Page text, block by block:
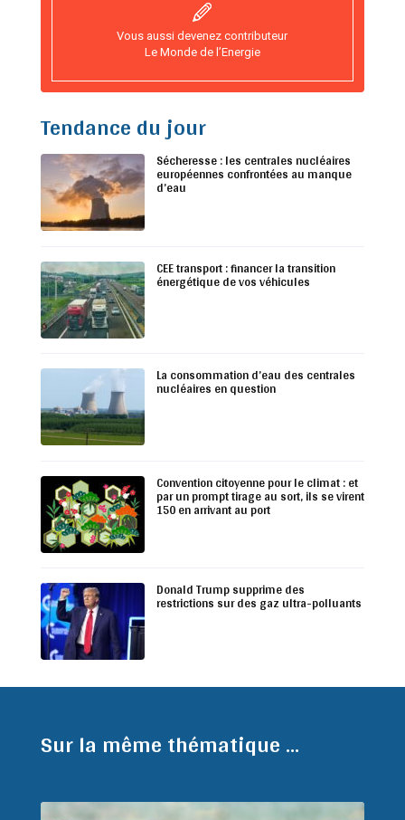
Vous aussi devenez contributeur
Le Monde de l’Energie
Tendance du jour
Sécheresse : les centrales nucléaires
européennes confrontées au manque
d’eau
CEE transport : financer la transition
énergétique de vos véhicules
La consommation d’eau des centrales
nucléaires en question
Convention citoyenne pour le climat : et
par un prompt tirage au sort, ils se virent
150 en arrivant au port
Donald Trump supprime des
restrictions sur des gaz ultra-polluants
Sur la même thématique ...